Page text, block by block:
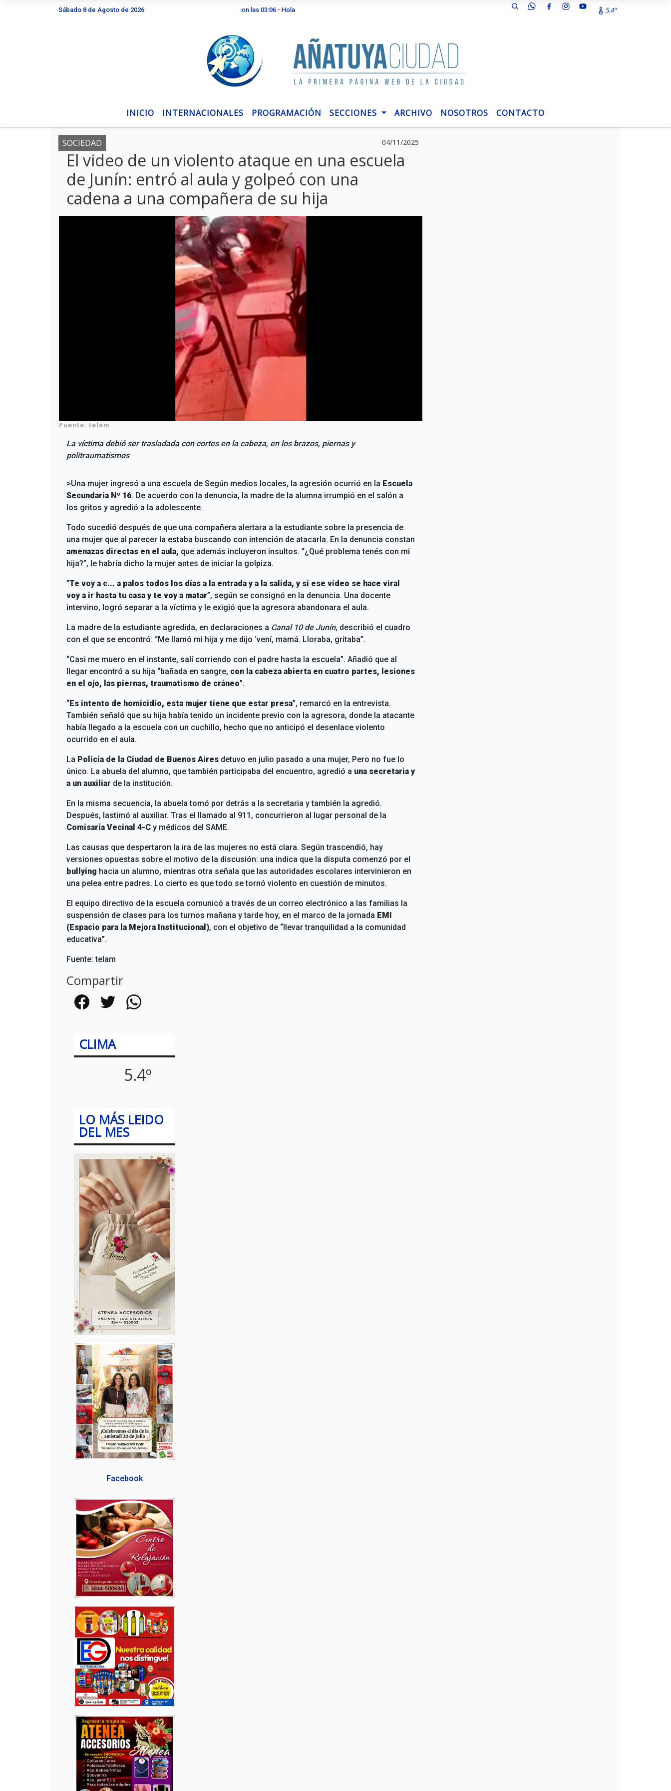
Sábado 8 de Agosto de 2026Hoy es Sábado 8 de Agosto de 2026 y son las 03:06 - Hola 5.4º
INICIO INTERNACIONALES PROGRAMACIÓN SECCIONES ARCHIVO NOSOTROS CONTACTO
SOCIEDAD 04/11/2025
El video de un violento ataque en una escuela
de Junín: entró al aula y golpeó con una
cadena a una compañera de su hija
Fuente: telam
La víctima debió ser trasladada con cortes en la cabeza, en los brazos, piernas y
politraumatismos
>Una mujer ingresó a una escuela de Según medios locales, la agresión ocurrió en la Escuela
Secundaria Nº 16. De acuerdo con la denuncia, la madre de la alumna irrumpió en el salón a
los gritos y agredió a la adolescente.
Todo sucedió después de que una compañera alertara a la estudiante sobre la presencia de
una mujer que al parecer la estaba buscando con intención de atacarla. En la denuncia constan
amenazas directas en el aula, que además incluyeron insultos. “¿Qué problema tenés con mi
hija?”, le habría dicho la mujer antes de iniciar la golpiza.
“Te voy a c... a palos todos los días a la entrada y a la salida, y si ese video se hace viral
voy a ir hasta tu casa y te voy a matar”, según se consignó en la denuncia. Una docente
intervino, logró separar a la víctima y le exigió que la agresora abandonara el aula.
La madre de la estudiante agredida, en declaraciones a Canal 10 de Junín, describió el cuadro
con el que se encontró: “Me llamó mi hija y me dijo ‘vení, mamá. Lloraba, gritaba”.
“Casi me muero en el instante, salí corriendo con el padre hasta la escuela”. Añadió que al
llegar encontró a su hija “bañada en sangre, con la cabeza abierta en cuatro partes, lesiones
en el ojo, las piernas, traumatismo de cráneo”.
“Es intento de homicidio, esta mujer tiene que estar presa”, remarcó en la entrevista.
También señaló que su hija había tenido un incidente previo con la agresora, donde la atacante
había llegado a la escuela con un cuchillo, hecho que no anticipó el desenlace violento
ocurrido en el aula.
La Policía de la Ciudad de Buenos Aires detuvo en julio pasado a una mujer, Pero no fue lo
único. La abuela del alumno, que también participaba del encuentro, agredió a una secretaria y
a un auxiliar de la institución.
En la misma secuencia, la abuela tomó por detrás a la secretaria y también la agredió.
Después, lastimó al auxiliar. Tras el llamado al 911, concurrieron al lugar personal de la
Comisaría Vecinal 4-C y médicos del SAME.
Las causas que despertaron la ira de las mujeres no está clara. Según trascendió, hay
versiones opuestas sobre el motivo de la discusión: una indica que la disputa comenzó por el
bullying hacia un alumno, mientras otra señala que las autoridades escolares intervinieron en
una pelea entre padres. Lo cierto es que todo se tornó violento en cuestión de minutos.
El equipo directivo de la escuela comunicó a través de un correo electrónico a las familias la
suspensión de clases para los turnos mañana y tarde hoy, en el marco de la jornada EMI
(Espacio para la Mejora Institucional), con el objetivo de “llevar tranquilidad a la comunidad
educativa”.
Fuente: telam
Compartir
FacebookTwitterWhatsApp
CLIMA
5.4º
LO MÁS LEIDO
DEL MES
Facebook